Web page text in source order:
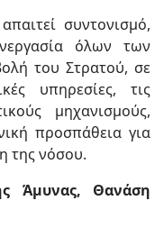
συντονισμό,
όλων των
του Στρατού, σε
υπηρεσίες, τις
μηχανισμούς,
προσπάθεια για
της νόσου.
Άμυνας, Θανάση